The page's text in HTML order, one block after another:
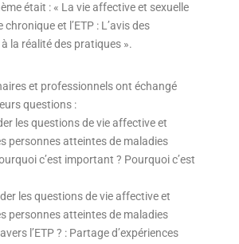
était : « La vie affective et sexuelle
et l’ETP : L’avis des
la réalité des pratiques ».
et professionnels ont échangé
questions :
les questions de vie affective et
personnes atteintes de maladies
c’est important ? Pourquoi c’est
les questions de vie affective et
personnes atteintes de maladies
l’ETP ? : Partage d’expériences